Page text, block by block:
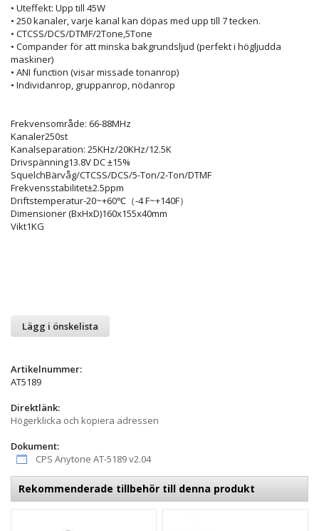
• Uteffekt: Upp till 45W
• 250 kanaler, varje kanal kan döpas med upp till 7 tecken.
• CTCSS/DCS/DTMF/2Tone,5Tone
• Compander för att minska bakgrundsljud (perfekt i högljudda
maskiner)
• ANI function (visar missade tonanrop)
• Individanrop, gruppanrop, nödanrop
Frekvensområde: 66-88MHz
Kanaler250st
Kanalseparation: 25KHz/20KHz/12.5K
Drivspänning13.8V DC ±15%
SquelchBärvåg/CTCSS/DCS/5-Ton/2-Ton/DTMF
Frekvensstabilitet±2.5ppm
Driftstemperatur-20~+60℃（-4 F~+140F）
Dimensioner (BxHxD)160x155x40mm
Vikt1KG
Lägg i önskelista
Artikelnummer:
AT5189
Direktlänk:
Högerklicka och kopiera adressen
Dokument:
CPS Anytone AT-5189 v2.04
Rekommenderade tillbehör till denna produkt